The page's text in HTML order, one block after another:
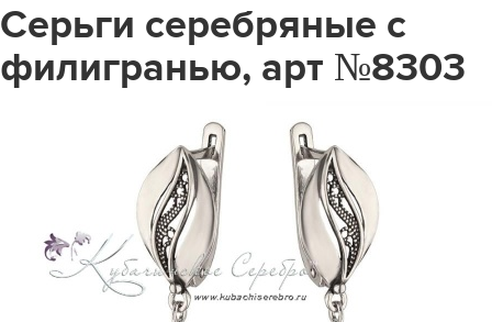
Серьги серебряные с
филигранью, арт №8303